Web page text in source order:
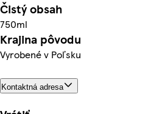
Čistý obsah
750ml
Krajina pôvodu
Vyrobené v Poľsku
Kontaktná adresa